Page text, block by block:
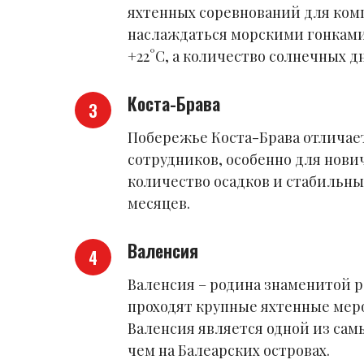
яхтенных соревнований для
наслаждаться морскими
+22°C, а количество солнечных
Коста-Брава
Побережье Коста-Брава
сотрудников, особенно для
количество осадков и
месяцев.
Валенсия
Валенсия – родина знаменитой
проходят крупные яхтенные
Валенсия является одной из
чем на Балеарских островах.